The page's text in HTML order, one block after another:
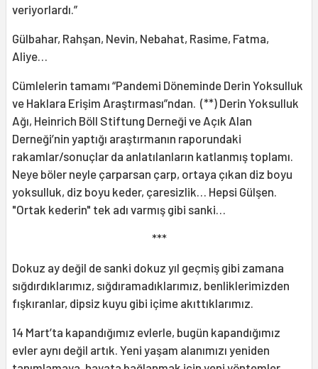
veriyorlardı.”
Gülbahar, Rahşan, Nevin, Nebahat, Rasime, Fatma,
Aliye…
Cümlelerin tamamı “Pandemi Döneminde Derin Yoksulluk
ve Haklara Erişim Araştırması”ndan. (**) Derin Yoksulluk
Ağı, Heinrich Böll Stiftung Derneği ve Açık Alan
Derneği’nin yaptığı araştırmanın raporundaki
rakamlar/sonuçlar da anlatılanların katlanmış toplamı.
Neye böler neyle çarparsan çarp, ortaya çıkan diz boyu
yoksulluk, diz boyu keder, çaresizlik… Hepsi Gülşen.
"Ortak kederin" tek adı varmış gibi sanki…
***
Dokuz ay değil de sanki dokuz yıl geçmiş gibi zamana
sığdırdıklarımız, sığdıramadıklarımız, benliklerimizden
fışkıranlar, dipsiz kuyu gibi içime akıttıklarımız.
14 Mart’ta kapandığımız evlerle, bugün kapandığımız
evler aynı değil artık. Yeni yaşam alanımızı yeniden